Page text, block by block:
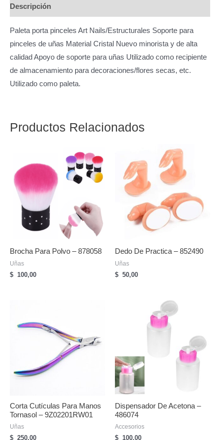
Descripción
Paleta porta pinceles Art Nails/Estructurales Soporte para
pinceles de uñas Material Cristal Nuevo minorista y de alta
calidad Apoyo de soporte para uñas Utilizado como recipiente
de almacenamiento para decoraciones/flores secas, etc.
Utilizado como paleta.
Productos Relacionados
Brocha Para Polvo – 878058
Uñas
$ 100,00
Dedo De Practica – 852490
Uñas
$ 50,00
Corta Cutículas Para Manos
Tornasol – 9Z02201RW01
Uñas
$ 250,00
Dispensador De Acetona –
486074
Accesorios
$ 100,00